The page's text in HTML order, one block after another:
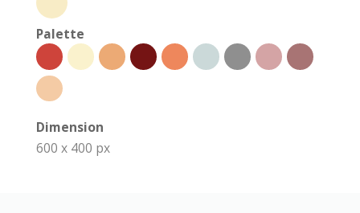
Palette
Dimension
600 x 400 px